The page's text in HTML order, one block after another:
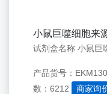
小鼠巨噬细胞来
产品货号：
数：6212
商家询